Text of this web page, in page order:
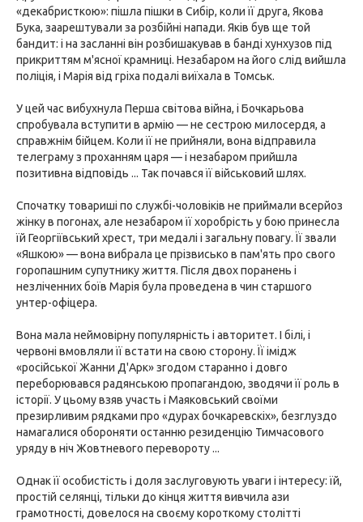
«декабристкою»: пішла пішки в Сибір, коли її друга, Якова
Бука, заарештували за розбійні напади. Яків був ще той
бандит: і на засланні він розбишакував в банді хунхузов під
прикриттям м'ясної крамниці. Незабаром на його слід вийшла
поліція, і Марія від гріха подалі виїхала в Томськ.
У цей час вибухнула Перша світова війна, і Бочкарьова
спробувала вступити в армію — не сестрою милосердя, а
справжнім бійцем. Коли її не прийняли, вона відправила
телеграму з проханням царя — і незабаром прийшла
позитивна відповідь ... Так почався її військовий шлях.
Спочатку товариші по службі-чоловіків не приймали всерйоз
жінку в погонах, але незабаром її хоробрість у бою принесла
їй Георгіївський хрест, три медалі і загальну повагу. Її звали
«Яшкою» — вона вибрала це прізвисько в пам'ять про свого
горопашним супутнику життя. Після двох поранень і
незліченних боїв Марія була проведена в чин старшого
унтер-офіцера.
Вона мала неймовірну популярність і авторитет. І білі, і
червоні вмовляли її встати на свою сторону. Її імідж
«російської Жанни Д'Арк» згодом старанно і довго
переборювався радянською пропагандою, зводячи її роль в
історії. У цьому взяв участь і Маяковський своїми
презирливим рядками про «дурах бочкаревскіх», безглуздо
намагалися обороняти останню резиденцію Тимчасового
уряду в ніч Жовтневого перевороту ...
Однак її особистість і доля заслуговують уваги і інтересу: їй,
простій селянці, тільки до кінця життя вивчила ази
грамотності, довелося на своєму короткому столітті